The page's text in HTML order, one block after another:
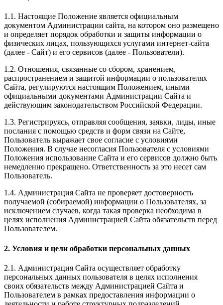
1.1. Настоящие Положение является официальным
документом Администрации сайта, на котором оно размещено
и определяет порядок обработки и защиты информации о
физических лицах, пользующихся услугами интернет-сайта
(далее - Сайт) и его сервисов (далее - Пользователи).
1.2. Отношения, связанные со сбором, хранением,
распространением и защитой информации о пользователях
Сайта, регулируются настоящим Положением, иными
официальными документами Администрации Сайта и
действующим законодательством Российской Федерации.
1.3. Регистрируясь, отправляя сообщения, заявки, лиды, иные
послания с помощью средств и форм связи на Сайте,
Пользователь выражает свое согласие с условиями
Положения. В случае несогласия Пользователя с условиями
Положения использование Сайта и его сервисов должно быть
немедленно прекращено. Ответственность за это несет сам
Пользователь.
1.4. Администрация Сайта не проверяет достоверность
получаемой (собираемой) информации о Пользователях, за
исключением случаев, когда такая проверка необходима в
целях исполнения Администрацией Сайта обязательств перед
Пользователем.
2. Условия и цели обработки персональных данных
2.1. Администрация Сайта осуществляет обработку
персональных данных пользователя в целях исполнения
своих обязательств между Администрацией Сайта и
Пользователем в рамках предоставления информации о